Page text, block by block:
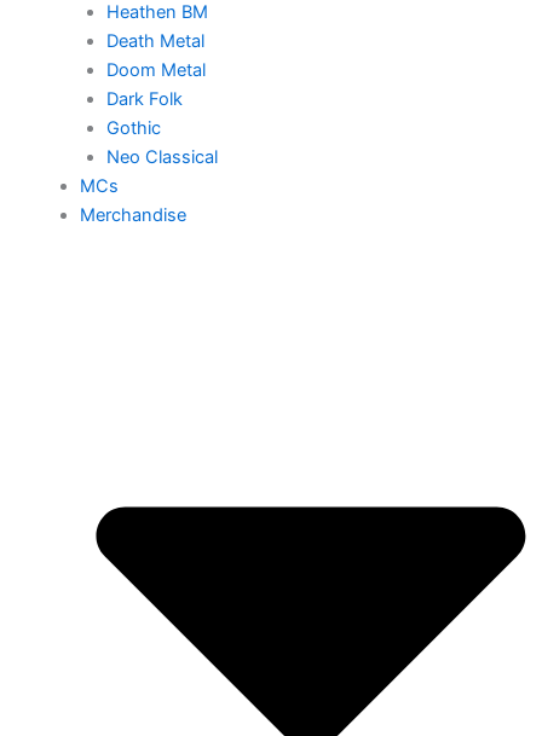
Heathen BM
Death Metal
Doom Metal
Dark Folk
Gothic
Neo Classical
MCs
Merchandise